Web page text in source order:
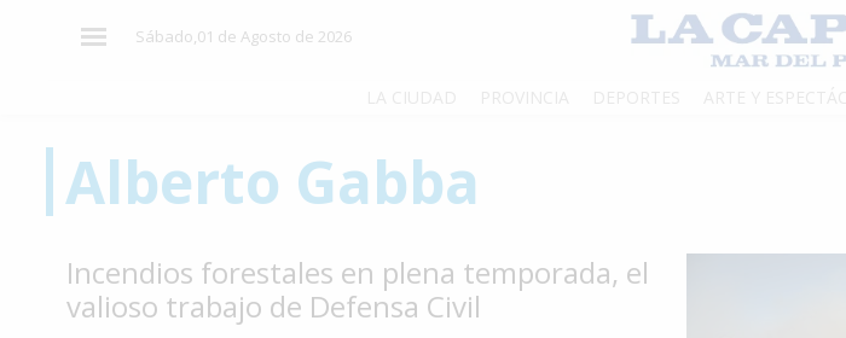
Sábado,01 de Agosto de 2026
País
Mundo
Alberto Gabba
Incendios forestales en plena temporada, el
valioso trabajo de Defensa Civil